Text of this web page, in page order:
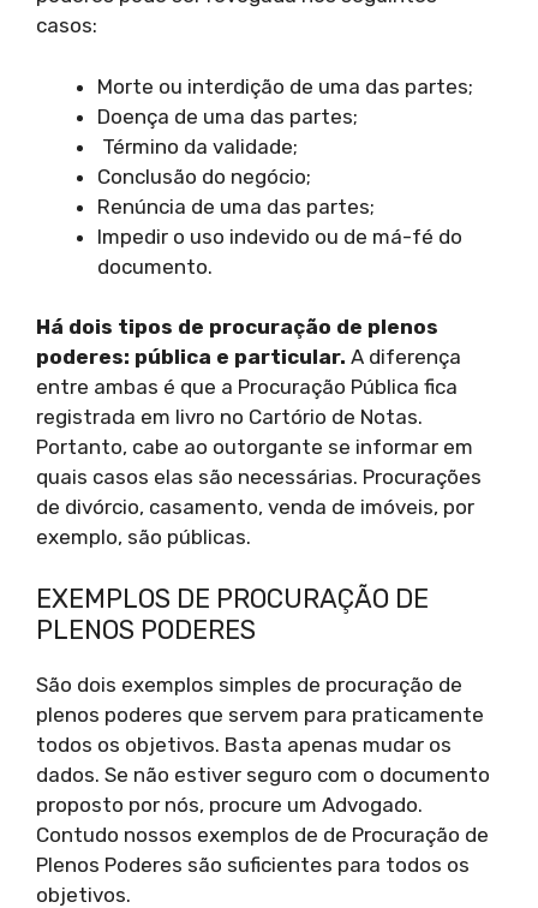
casos:
Morte ou interdição de uma das partes;
Doença de uma das partes;
Término da validade;
Conclusão do negócio;
Renúncia de uma das partes;
Impedir o uso indevido ou de má-fé do
documento.
Há dois tipos de procuração de plenos
poderes: pública e particular. A diferença
entre ambas é que a Procuração Pública fica
registrada em livro no Cartório de Notas.
Portanto, cabe ao outorgante se informar em
quais casos elas são necessárias. Procurações
de divórcio, casamento, venda de imóveis, por
exemplo, são públicas.
EXEMPLOS DE PROCURAÇÃO DE
PLENOS PODERES
São dois exemplos simples de procuração de
plenos poderes que servem para praticamente
todos os objetivos. Basta apenas mudar os
dados. Se não estiver seguro com o documento
proposto por nós, procure um Advogado.
Contudo nossos exemplos de de Procuração de
Plenos Poderes são suficientes para todos os
objetivos.